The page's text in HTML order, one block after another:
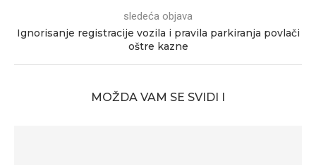
sledeća objava
Ignorisanje registracije vozila i pravila parkiranja povlači
oštre kazne
MOŽDA VAM SE SVIDI I